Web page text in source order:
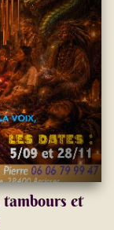
tambours et